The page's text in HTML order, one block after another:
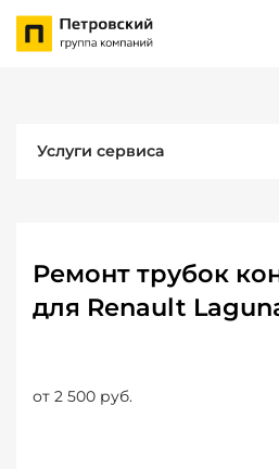
Услуги сервиса
Ремонт трубок
для Renault
от 2 500 руб.